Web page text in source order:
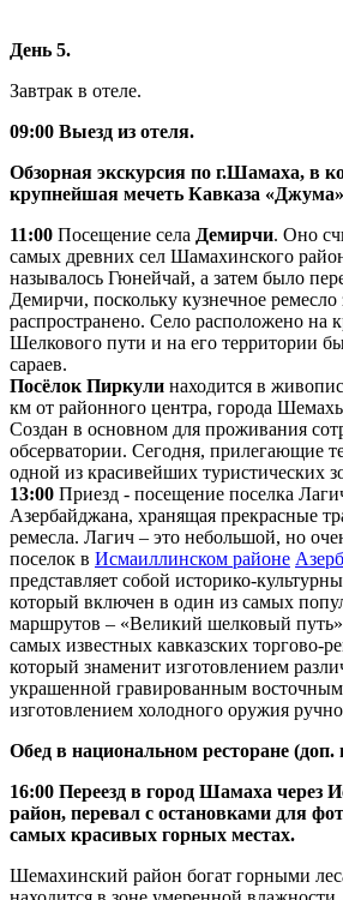
День 5.
Завтрак в отеле.
09:00 Выезд из отеля.
Обзорная экскурсия по г.Шамаха, в
крупнейшая мечеть Кавказа «Джума»
11:00 Посещение села Демирчи. Оно
самых древних сел Шамахинского
называлось Гюнейчай, а затем было
Демирчи, поскольку кузнечное
распространено. Село расположено на
Шелкового пути и на его территории
сараев.
Посёлок Пиркули находится в
км от районного центра, города
Создан в основном для проживания
обсерватории. Сегодня, прилегающие
одной из красивейших туристических
13:00 Приезд - посещение поселка
Азербайджана, хранящая прекрасные
ремесла. Лагич – это небольшой, но
поселок в Исмаиллинском районе
представляет собой историко-
который включен в один из самых
маршрутов – «Великий шелковый
самых известных кавказских торгово-
который знаменит изготовлением
украшенной гравированным
изготовлением холодного оружия
Обед в национальном ресторане (доп.
16:00 Переезд в город Шамаха через
район, перевал с остановками для
самых красивых горных местах.
Шемахинский район богат горными